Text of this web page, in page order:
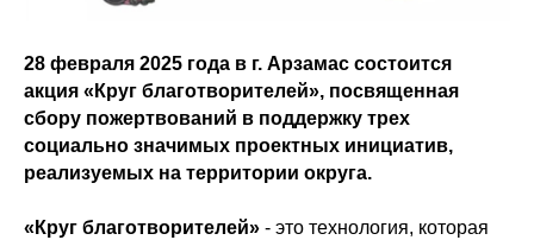
28 февраля 2025 года в г. Арзамас состоится
акция «Круг благотворителей», посвященная
сбору пожертвований в поддержку трех
социально значимых проектных инициатив,
реализуемых на территории округа.
«Круг благотворителей» - это технология, которая